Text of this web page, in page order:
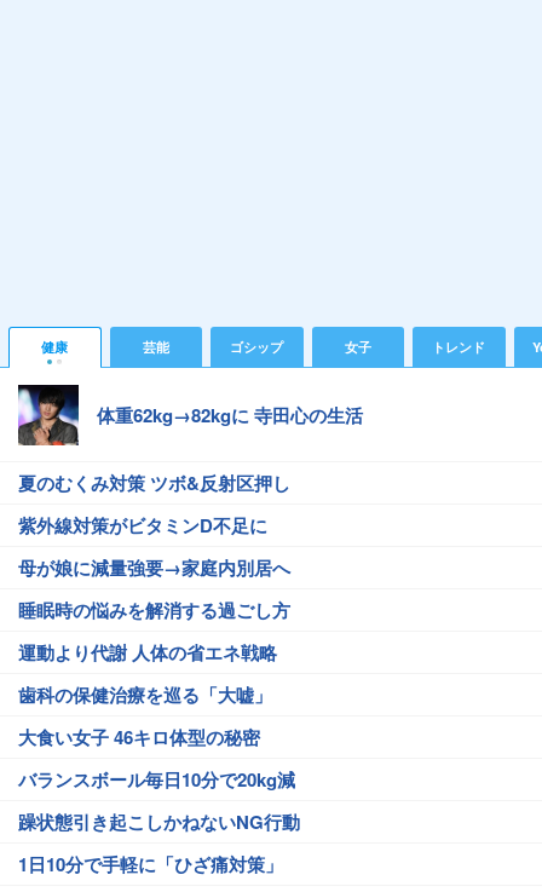
健康 芸能 ゴシップ 女子 トレンド
体重62kg→82kgに 寺田心の生活
夏のむくみ対策 ツボ&反射区押し
紫外線対策がビタミンD不足に
母が娘に減量強要→家庭内別居へ
睡眠時の悩みを解消する過ごし方
運動より代謝 人体の省エネ戦略
歯科の保健治療を巡る「大嘘」
大食い女子 46キロ体型の秘密
バランスボール毎日10分で20kg減
躁状態引き起こしかねないNG行動
1日10分で手軽に「ひざ痛対策」